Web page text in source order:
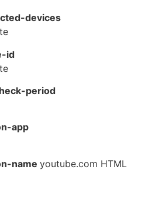
devices
id
period
app
name youtube.com HTML